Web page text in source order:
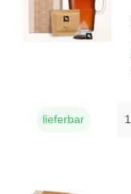
lieferbar